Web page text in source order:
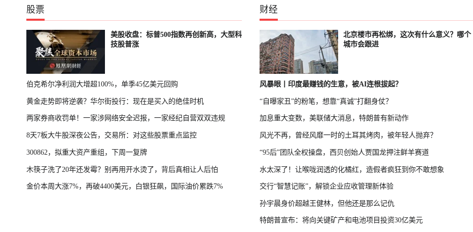
股票
美股收盘：标普500指数再创新高，大型科
技股普涨
伯克希尔净利润大增超100%，单季45亿美元回购
黄金走势即将逆袭？华尔街投行：现在是买入的绝佳时机
两家券商收罚单！一家涉网络安全迟报，一家经纪自营双双违规
8天7板大牛股深夜公告，交易所：对这些股票重点监控
300862，拟重大资产重组，下周一复牌
木筷子洗了20年还发霉？别再用开水烫了，背后真相让人后怕
金价本周大涨7%，再破4400美元，白银狂飙，国际油价累跌7%
财经
北京楼市再松绑，这次有什么意义？哪个
城市会跟进
风暴眼丨印度最赚钱的生意，被AI连根拔起？
“自曝家丑”的粉笔，想靠“真诚”打翻身仗？
加息重大变数，美联储大消息，特朗普有新动作
风光不再，曾经风靡一时的土耳其烤肉，被年轻人抛弃？
“95后”团队全权操盘，西贝创始人贾国龙押注鲜羊赛道
水太深了！让喉咙润透的化橘红，造假者疯狂到你不敢想象
交行“智慧记账”，解锁企业应收管理新体验
孙宇晨身价超越王健林，但他还是那么记仇
特朗普宣布：将向关键矿产和电池项目投资30亿美元